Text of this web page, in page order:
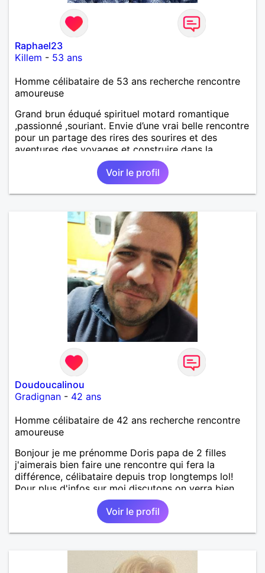
Raphael23
Killem - 53 ans
Homme célibataire de 53 ans recherche rencontre
amoureuse
Grand brun éduqué spirituel motard romantique
,passionné ,souriant. Envie d’une vrai belle rencontre
pour un partage des rires des sourires et des
aventures des voyages et construire dans la
durée….pas de tatouage ni de piercing juste nature
peinture . J’aime les arts les ballades le bowling la
plongée la moto le romantisme. Ma photo et de
novembre 2025 donc pas de surprise je fais plus
bois pas . Mais j’ai un vice ! Vous peut-être pour être
simplement heureux pour être votre compagnon .
Homme d’une seul femme pas de partage juste toi
et moi . Le temps use l’erreur et poli la vérité. Je
n’aime pas la violence verbale ou physique. Je sais
ce que je veux !! Partage respect complicité
éducation ( cuisine pâtisserie art et rock’n roll) je
n’ai pas d’accent . J’aime la vie et l’espèce humaine
dans l’empathie. J’aime la sensibilité et l’humanisme.
Pas d’autoritarisme !!! Juste serein calme !!!! Surtout
pour le meilleur pour le rire ….
Voir le profil
Doudoucalinou
Gradignan - 42 ans
Homme célibataire de 42 ans recherche rencontre
amoureuse
Bonjour je me prénomme Doris papa de 2 filles
j'aimerais bien faire une rencontre qui fera la
différence, célibataire depuis trop longtemps lol!
Pour plus d'infos sur moi discutons on verra bien
Voir le profil